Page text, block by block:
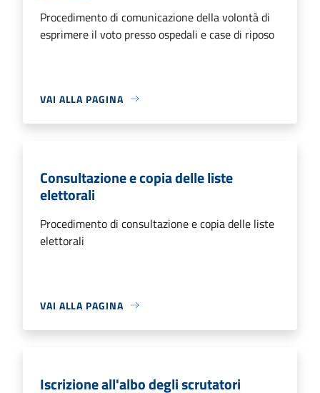
Procedimento di comunicazione della volontà di
esprimere il voto presso ospedali e case di riposo
VAI ALLA PAGINA
Consultazione e copia delle liste
elettorali
Procedimento di consultazione e copia delle liste
elettorali
VAI ALLA PAGINA
Iscrizione all'albo degli scrutatori